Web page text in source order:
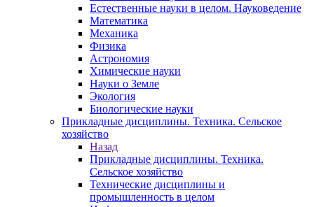
Естественные науки в целом. Науковедение
Математика
Механика
Физика
Астрономия
Химические науки
Науки о Земле
Экология
Биологические науки
Прикладные дисциплины. Техника. Сельское
хозяйство
Назад
Прикладные дисциплины. Техника.
Сельское хозяйство
Технические дисциплины и
промышленность в целом